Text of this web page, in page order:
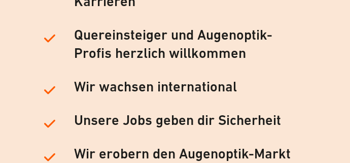
Quereinsteiger und Augenoptik-
Profis herzlich willkommen
Wir wachsen international
Unsere Jobs geben dir Sicherheit
Wir erobern den Augenoptik-Markt